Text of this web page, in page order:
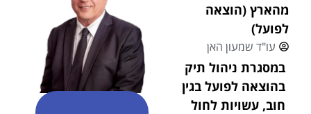
מהארץ (הוצאה
לפועל)
עו"ד שמעון האן
במסגרת ניהול תיק
בהוצאה לפועל בגין
חוב, עשויות לחול